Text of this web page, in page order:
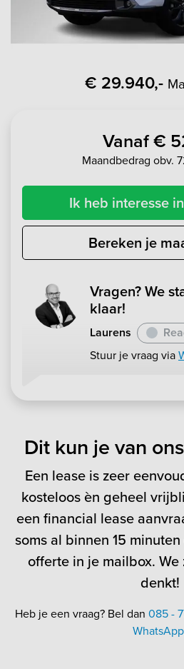
€ 29.940,-
Vanaf €
Maandbedrag obv.
Ik heb interesse
Bereken je
Vragen? We
klaar!
Laurens
Stuur je vraag via
Dit kun je van
Een lease is zeer
kosteloos èn geheel
een financial lease
soms al binnen 15
offerte in je mailbox.
denkt!
Heb je een vraag? Bel dan 085 -
WhatsApp